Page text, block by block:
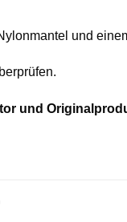
und
und